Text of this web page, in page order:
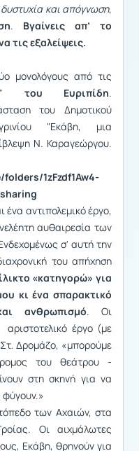
και απόγνωση,
. Βγαίνεις απ’ το
τις εξαλείψεις.
μονολόγους από τις
του Ευριπίδη.
του Δημοτικού
"Εκάβη, μια
Ν. Καραγεώργου.
1zFzdf1Aw4-
ένα αντιπολεμικό έργο,
αυθαιρεσία των
σ' αυτή την
του απήχηση
«κατηγορώ» για
κι ένα σπαρακτικό
ανθρωπισμό. Οι
έργο (με
Δρομάζο, «μπορούμε
του θεάτρου -
στη σκηνή για να
φύγουν.»
των Αχαιών, στα
Οι αιχμάλωτες
Εκάβη, θρηνούν για